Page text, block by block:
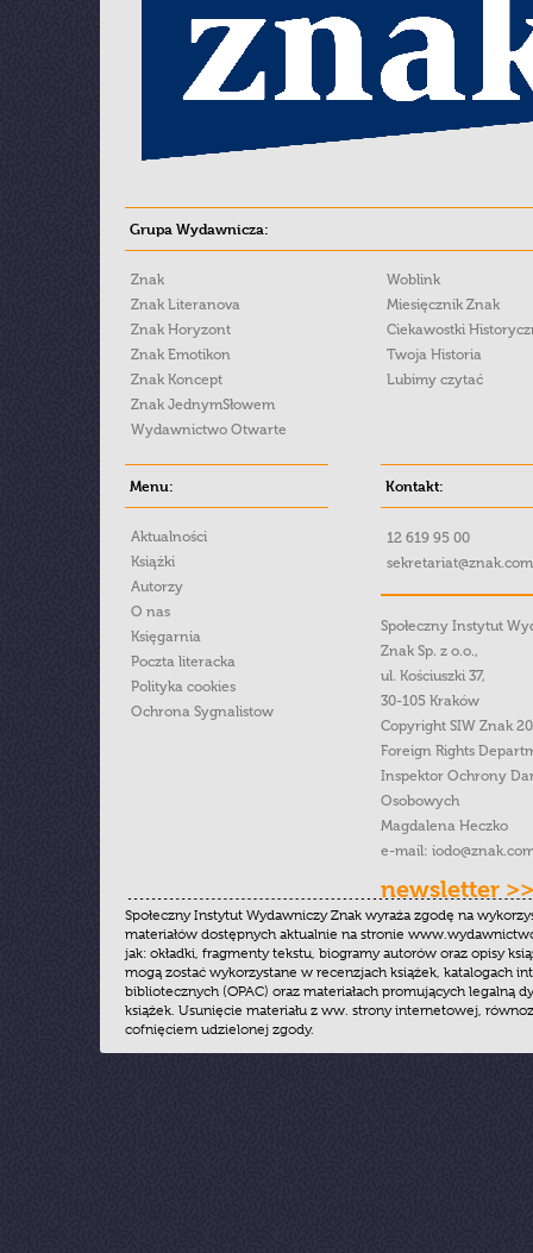
Grupa Wydawnicza:
Znak
Znak Literanova
Znak Horyzont
Znak Emotikon
Znak Koncept
Znak JednymSłowem
Wydawnictwo Otwarte
Woblink
Miesięcznik Znak
Ciekawostki
Twoja Historia
Lubimy czytać
Menu:
Aktualności
Książki
Autorzy
O nas
Księgarnia
Poczta literacka
Polityka cookies
Ochrona Sygnalistow
Kontakt:
12 619 95 00
Społeczny Instytut
Znak Sp. z o.o.,
ul. Kościuszki 37,
30-105 Kraków
Copyright SIW Znak
Foreign Rights
Inspektor Ochrony
Osobowych
Magdalena Heczko
e-mail:
newsletter >>
Społeczny Instytut Wydawniczy Znak wyraża zgodę na
materiałów dostępnych aktualnie na stronie
jak: okładki, fragmenty tekstu, biogramy autorów oraz opisy
mogą zostać wykorzystane w recenzjach książek, katalogach
bibliotecznych (OPAC) oraz materiałach promujących legalną
książek. Usunięcie materiału z ww. strony internetowej,
cofnięciem udzielonej zgody.